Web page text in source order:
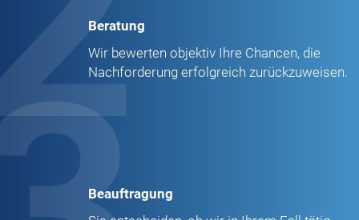
Beratung
Wir bewerten objektiv Ihre Chancen, die
Nachforderung erfolgreich zurückzuweisen.
Beauftragung